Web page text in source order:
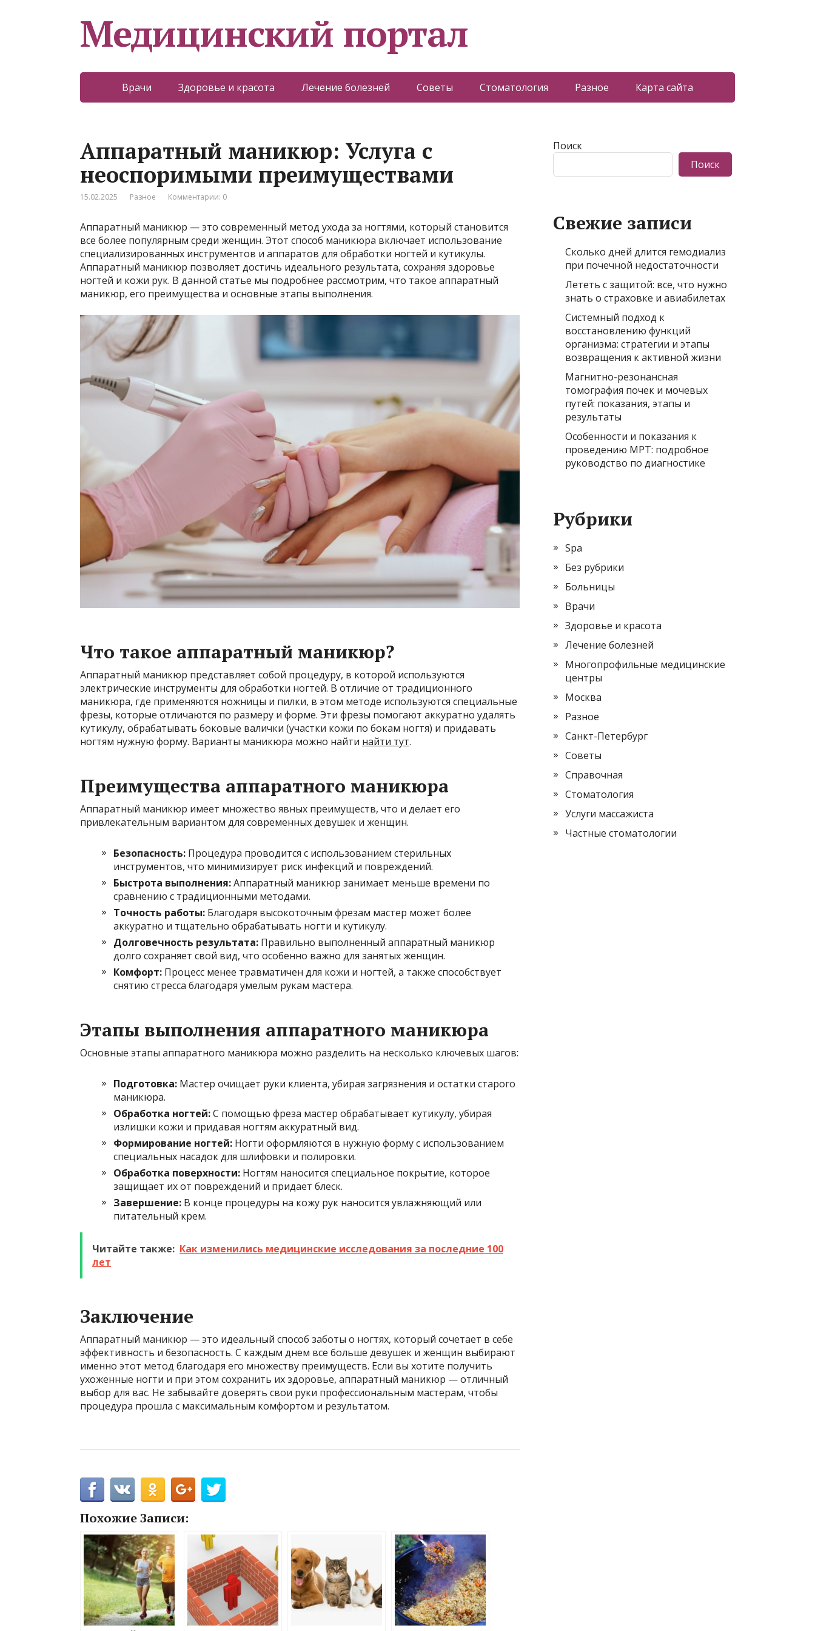
Медицинский портал
Врачи Здоровье и красота Лечение болезней Советы Стоматология Разное Карта сайта
Аппаратный маникюр: Услуга с
неоспоримыми преимуществами
15.02.2025 Разное Комментарии: 0
Аппаратный маникюр — это современный метод ухода за ногтями, который становится
все более популярным среди женщин. Этот способ маникюра включает использование
специализированных инструментов и аппаратов для обработки ногтей и кутикулы.
Аппаратный маникюр позволяет достичь идеального результата, сохраняя здоровье
ногтей и кожи рук. В данной статье мы подробнее рассмотрим, что такое аппаратный
маникюр, его преимущества и основные этапы выполнения.
Что такое аппаратный маникюр?
Аппаратный маникюр представляет собой процедуру, в которой используются
электрические инструменты для обработки ногтей. В отличие от традиционного
маникюра, где применяются ножницы и пилки, в этом методе используются специальные
фрезы, которые отличаются по размеру и форме. Эти фрезы помогают аккуратно удалять
кутикулу, обрабатывать боковые валички (участки кожи по бокам ногтя) и придавать
ногтям нужную форму. Варианты маникюра можно найти найти тут.
Преимущества аппаратного маникюра
Аппаратный маникюр имеет множество явных преимуществ, что и делает его
привлекательным вариантом для современных девушек и женщин.
Безопасность: Процедура проводится с использованием стерильных
инструментов, что минимизирует риск инфекций и повреждений.
Быстрота выполнения:Аппаратный маникюр занимает меньше времени по
сравнению с традиционными методами.
Точность работы: Благодаря высокоточным фрезам мастер может более
аккуратно и тщательно обрабатывать ногти и кутикулу.
Долговечность результата: Правильно выполненный аппаратный маникюр
долго сохраняет свой вид, что особенно важно для занятых женщин.
Комфорт: Процесс менее травматичен для кожи и ногтей, а также способствует
снятию стресса благодаря умелым рукам мастера.
Этапы выполнения аппаратного маникюра
Основные этапы аппаратного маникюра можно разделить на несколько ключевых шагов:
Подготовка: Мастер очищает руки клиента, убирая загрязнения и остатки старого
маникюра.
Обработка ногтей:С помощью фреза мастер обрабатывает кутикулу, убирая
излишки кожи и придавая ногтям аккуратный вид.
Формирование ногтей: Ногти оформляются в нужную форму с использованием
специальных насадок для шлифовки и полировки.
Обработка поверхности: Ногтям наносится специальное покрытие, которое
защищает их от повреждений и придает блеск.
Завершение: В конце процедуры на кожу рук наносится увлажняющий или
питательный крем.
Читайте также: Как изменились медицинские исследования за последние 100
лет
Заключение
Аппаратный маникюр — это идеальный способ заботы о ногтях, который сочетает в себе
эффективность и безопасность. С каждым днем все больше девушек и женщин выбирают
именно этот метод благодаря его множеству преимуществ. Если вы хотите получить
ухоженные ногти и при этом сохранить их здоровье, аппаратный маникюр — отличный
выбор для вас. Не забывайте доверять свои руки профессиональным мастерам, чтобы
процедура прошла с максимальным комфортом и результатом.
Похожие Записи:
Поиск
Поиск
Свежие записи
Сколько дней длится гемодиализ
при почечной недостаточности
Лететь с защитой: все, что нужно
знать о страховке и авиабилетах
Системный подход к
восстановлению функций
организма: стратегии и этапы
возвращения к активной жизни
Магнитно-резонансная
томография почек и мочевых
путей: показания, этапы и
результаты
Особенности и показания к
проведению МРТ: подробное
руководство по диагностике
Рубрики
Spa
Без рубрики
Больницы
Врачи
Здоровье и красота
Лечение болезней
Многопрофильные медицинские
центры
Москва
Разное
Санкт-Петербург
Советы
Справочная
Стоматология
Услуги массажиста
Частные стоматологии